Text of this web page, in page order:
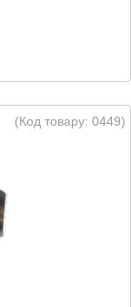
(Код товару: 0449)